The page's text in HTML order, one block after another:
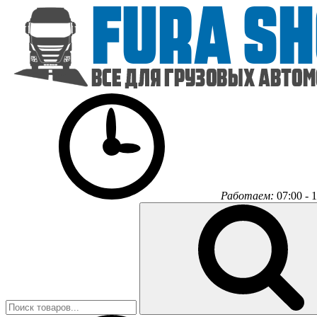
Работаем: 07:00 -